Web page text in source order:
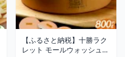
【ふるさと納税】十勝ラク
レット モールウォッシュ